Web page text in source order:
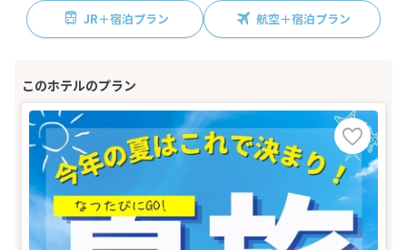
JR＋宿泊プラン 航空＋宿泊プラン